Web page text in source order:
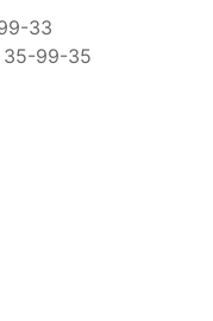
33
35-99-35